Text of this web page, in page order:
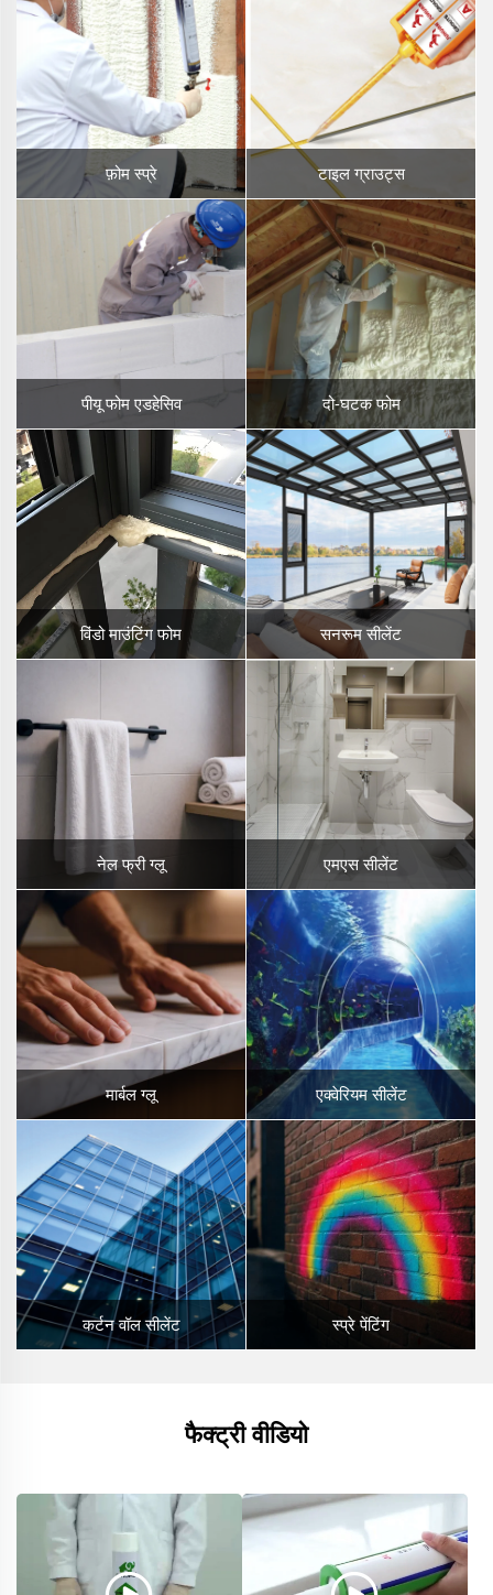
फ़ोम स्प्रे टाइल ग्राउट्स
पीयू फोम एडहेसिव दो-घटक फोम
विंडो माउंटिंग फोम सनरूम सीलेंट
नेल फ्री ग्लू एमएस सीलेंट
मार्बल ग्लू एक्वेरियम सीलेंट
कर्टन वॉल सीलेंट स्प्रे पेंटिंग
फैक्ट्री वीडियो